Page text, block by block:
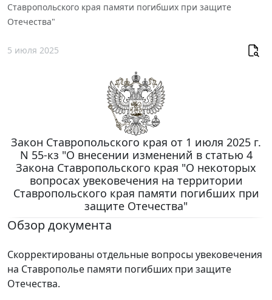
Ставропольского края памяти погибших при защите
Отечества"
5 июля 2025
Закон Ставропольского края от 1 июля 2025 г.
N 55-кз "О внесении изменений в статью 4
Закона Ставропольского края "О некоторых
вопросах увековечения на территории
Ставропольского края памяти погибших при
защите Отечества"
Обзор документа
Скорректированы отдельные вопросы увековечения
на Ставрополье памяти погибших при защите
Отечества.